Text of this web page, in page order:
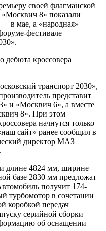
своей флагманской
8» показали
в мае, а «народная»
фестивале
транспорт 2030»,
представит
и «Москвич 6», а вместе
8». При этом
начнутся только
сайт» ранее сообщил в
директор МАЗ
длине 4824 мм, ширине
базе 2830 мм предложат
получит 174-
турбомотор в сочетании
коробкой передач
серийной сборки
об оснащении